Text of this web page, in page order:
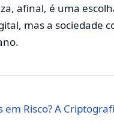
afinal, é uma
mas a sociedade
Risco? A